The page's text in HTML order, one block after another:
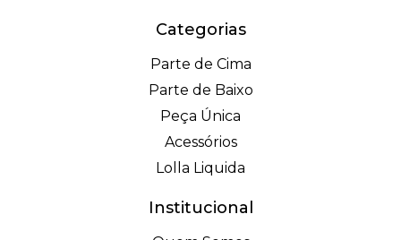
Categorias
Parte de Cima
Parte de Baixo
Peça Única
Acessórios
Lolla Liquida
Institucional